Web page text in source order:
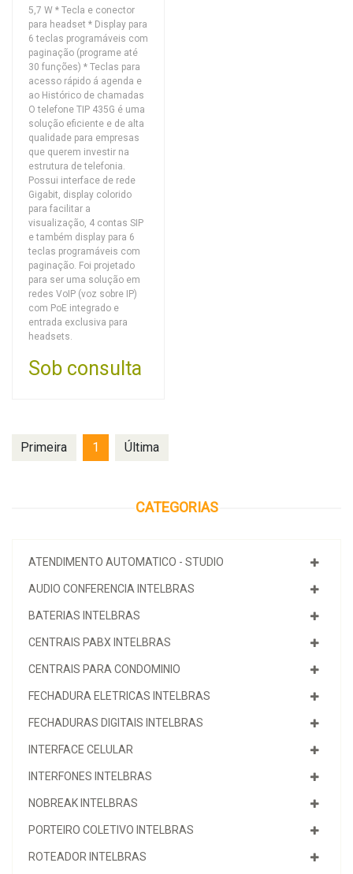
CATEGORIAS
ATENDIMENTO AUTOMATICO - STUDIO
AUDIO CONFERENCIA INTELBRAS
BATERIAS INTELBRAS
CENTRAIS PABX INTELBRAS
CENTRAIS PARA CONDOMINIO
FECHADURA ELETRICAS INTELBRAS
FECHADURAS DIGITAIS INTELBRAS
INTERFACE CELULAR
INTERFONES INTELBRAS
NOBREAK INTELBRAS
PORTEIRO COLETIVO INTELBRAS
ROTEADOR INTELBRAS
5,7 W * Tecla e conector
para headset * Display para
6 teclas programáveis com
paginação (programe até
30 funções) * Teclas para
acesso rápido á agenda e
ao Histórico de chamadas
O telefone TIP 435G é uma
solução eficiente e de alta
qualidade para empresas
que querem investir na
estrutura de telefonia.
Possui interface de rede
Gigabit, display colorido
para facilitar a
visualização, 4 contas SIP
e também display para 6
teclas programáveis com
paginação. Foi projetado
para ser uma solução em
redes VoIP (voz sobre IP)
com PoE integrado e
entrada exclusiva para
headsets.
Sob consulta
Primeira 1 Última